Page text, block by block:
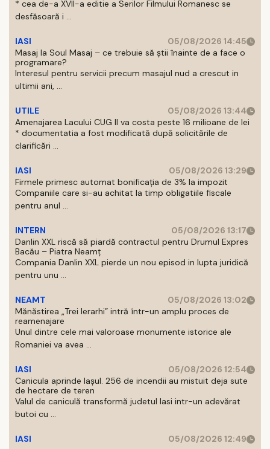
* cea de-a XVII-a editie a Serilor Filmului Romanesc se
desfăsoară i ...
IASI
05/08/2026 14:45
Masaj la Soul Masaj – ce trebuie să știi înainte de a face o
programare?
Interesul pentru servicii precum masajul nud a crescut in
ultimii ani, ...
UTILE
05/08/2026 13:44
Amenajarea Lacului CUG II va costa peste 16 milioane de lei
* documentatia a fost modificată după solicitările de
clarificări ...
IASI
05/08/2026 13:29
Firmele primesc automat bonificația de 3% la impozit
Companiile care si-au achitat la timp obligatiile fiscale
pentru anul ...
INTERN
05/08/2026 13:17
Danlin XXL riscă să piardă contractul pentru Drumul Expres
Bacău – Piatra Neamț
Compania Danlin XXL pierde un nou episod in lupta juridică
pentru unu ...
NEAMT
05/08/2026 13:02
Mănăstirea „Trei Ierarhi” intră într-un amplu proces de
reamenajare
Unul dintre cele mai valoroase monumente istorice ale
Romaniei va avea ...
IASI
05/08/2026 12:54
Canicula aprinde Iașul. 256 de incendii au mistuit deja sute
de hectare de teren
Valul de caniculă transformă judetul Iasi intr-un adevărat
butoi cu ...
IASI 05/08/2026 12:49